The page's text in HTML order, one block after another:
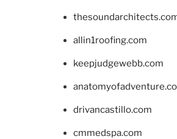
allin1roofing.com
keepjudgewebb.com
drivancastillo.com
cmmedspa.com